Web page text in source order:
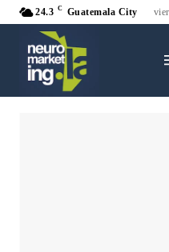
24.3 C Guatemala City